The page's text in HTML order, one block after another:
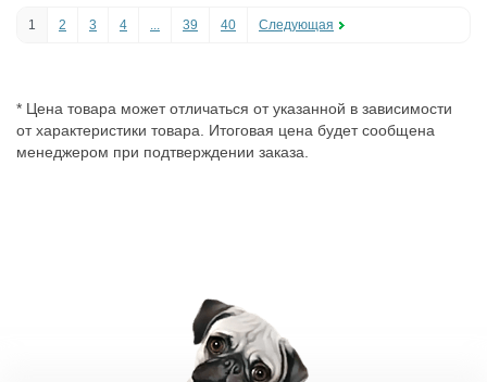
1 2 3 4 ... 39 40 Следующая
* Цена товара может отличаться от указанной в зависимости
от характеристики товара. Итоговая цена будет сообщена
менеджером при подтверждении заказа.